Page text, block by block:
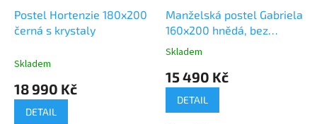
Postel Hortenzie 180x200
černá s krystaly
Skladem
18 990 Kč
DETAIL
Manželská postel Gabriela
160x200 hnědá, bez
matrace
Průměrné
produktu
Skladem
15 490 Kč
DETAIL